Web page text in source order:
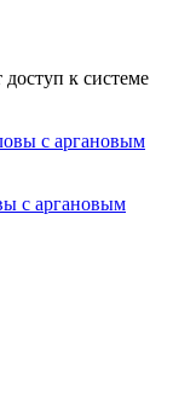
к системе
с аргановым